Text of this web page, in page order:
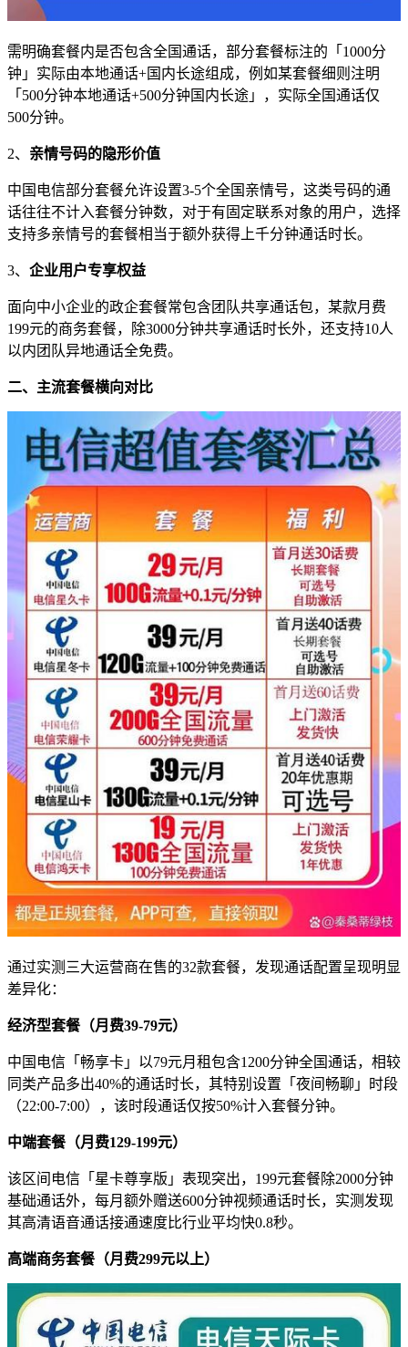
需明确套餐内是否包含全国通话，部分套餐标注的「1000分
钟」实际由本地通话+国内长途组成，例如某套餐细则注明
「500分钟本地通话+500分钟国内长途」，实际全国通话仅
500分钟。
2、 亲情号码的隐形价值
中国电信部分套餐允许设置3-5个全国亲情号，这类号码的通
话往往不计入套餐分钟数，对于有固定联系对象的用户，选择
支持多亲情号的套餐相当于额外获得上千分钟通话时长。
3、 企业用户专享权益
面向中小企业的政企套餐常包含团队共享通话包，某款月费
199元的商务套餐，除3000分钟共享通话时长外，还支持10人
以内团队异地通话全免费。
二、主流套餐横向对比
通过实测三大运营商在售的32款套餐，发现通话配置呈现明显
差异化：
经济型套餐（月费39-79元）
中国电信「畅享卡」以79元月租包含1200分钟全国通话，相较
同类产品多出40%的通话时长，其特别设置「夜间畅聊」时段
（22:00-7:00），该时段通话仅按50%计入套餐分钟。
中端套餐（月费129-199元）
该区间电信「星卡尊享版」表现突出，199元套餐除2000分钟
基础通话外，每月额外赠送600分钟视频通话时长，实测发现
其高清语音通话接通速度比行业平均快0.8秒。
高端商务套餐（月费299元以上）